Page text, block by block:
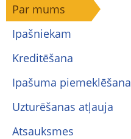
Par mums
Ipašniekam
Kreditēšana
Ipašuma piemeklēšana
Uzturēšanas atļauja
Atsauksmes